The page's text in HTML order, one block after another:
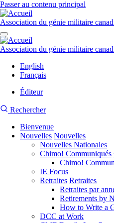
Passer au contenu principal
Association du génie militaire
Association du génie militaire
English
Français
du
l'utilisateur
Éditeur
RechercherRecherche
site
CMEA
Navigation
Bienvenue
Nouvelles Nouvelles
Nouvelles Nationales
Chimo! Communiqués
Chimo!
IE Focus
Retraites Retraites
Retraites par
Retirements by
How to Write a
DCC at Work